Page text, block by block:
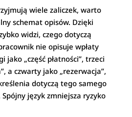
wiele zaliczek, warto
schemat opisów. Dzięki
widzi, czego dotyczą
nie opisuje wpłaty
jako „część płatności”, trzeci
a czwarty jako „rezerwacja”,
dotyczą tego samego
język zmniejsza ryzyko